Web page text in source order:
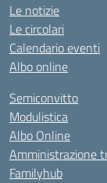
Le notizie
Le circolari
Calendario eventi
Albo online
Semiconvitto
Modulistica
Albo Online
Amministrazione
Familyhub